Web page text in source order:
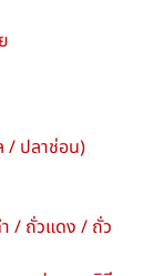
/ ปลาช่อน)
/ ถั่วแดง / ถั่ว